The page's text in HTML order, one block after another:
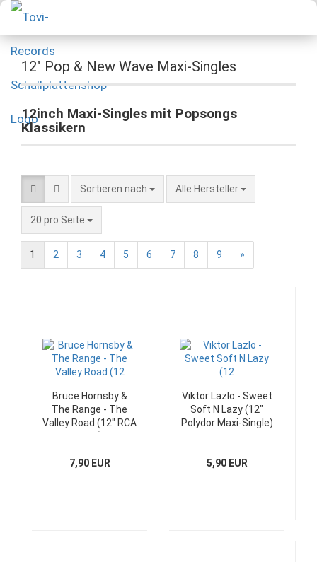
12" Pop & New Wave Maxi-Singles
12inch Maxi-Singles mit Popsongs
Klassikern
Sortieren nach Alle Hersteller
20 pro Seite
1 2 3 4 5 6 7 8 9 »
Bruce Hornsby &
The Range - The
Valley Road (12" RCA
7,90 EUR
Viktor Lazlo - Sweet
Soft N Lazy (12"
Polydor Maxi-Single)
5,90 EUR